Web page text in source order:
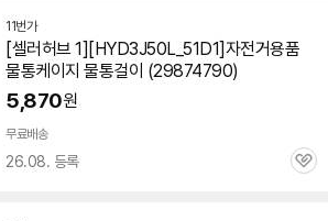
11번가
[셀러허브 1][HYD3J50L_51D1]자전거용품
물통케이지 물통걸이 (29874790)
5,870원
무료배송
26.08. 등록
관